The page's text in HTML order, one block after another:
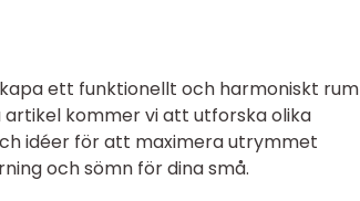
ett funktionellt och harmoniskt rum
kommer vi att utforska olika
idéer för att maximera utrymmet
och sömn för dina små.